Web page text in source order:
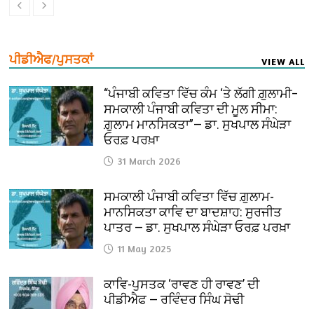
ਪੀਡੀਐਫ/ਪੁਸਤਕਾਂ VIEW ALL
“ਪੰਜਾਬੀ ਕਵਿਤਾ ਵਿੱਚ ਕੰਮ ‘ਤੇ ਲੱਗੀ ਗ਼ੁਲਾਮੀ–
ਸਮਕਾਲੀ ਪੰਜਾਬੀ ਕਵਿਤਾ ਦੀ ਮੂਲ ਸੀਮਾ:
ਗ਼ੁਲਾਮ ਮਾਨਸਿਕਤਾ”— ਡਾ. ਸੁਖਪਾਲ ਸੰਘੇੜਾ
ਓਰਫ਼ ਪਰਖ਼ਾ
31 March 2026
ਸਮਕਾਲੀ ਪੰਜਾਬੀ ਕਵਿਤਾ ਵਿੱਚ ਗ਼ੁਲਾਮ-
ਮਾਨਸਿਕਤਾ ਕਾਵਿ ਦਾ ਬਾਦਸ਼ਾਹ: ਸੁਰਜੀਤ
ਪਾਤਰ — ਡਾ. ਸੁਖਪਾਲ ਸੰਘੇੜਾ ਓਰਫ਼ ਪਰਖ਼ਾ
11 May 2025
ਕਾਵਿ-ਪੁਸਤਕ ‘ਰਾਵਣ ਹੀ ਰਾਵਣ’ ਦੀ
ਪੀਡੀਐਫ — ਰਵਿੰਦਰ ਸਿੰਘ ਸੋਢੀ